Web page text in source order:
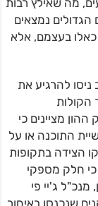
מה שאילץ רבות
נמצאים
בעצמם, אלא
להרגיע את
הקולות
מציינים כי
התוכנה או על
הצידה בתקופות
חלק מספקי
מנכ"ל ג'יי פי
שנכנסו באיחור